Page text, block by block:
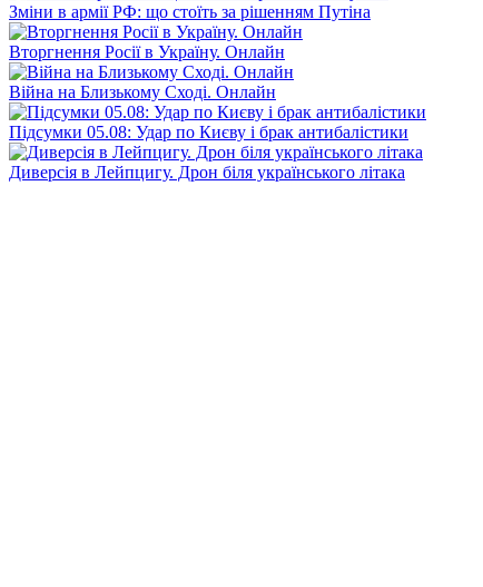
Зміни в армії РФ: що стоїть за рішенням Путіна
Вторгнення Росії в Україну. Онлайн
Війна на Близькому Сході. Онлайн
Підсумки 05.08: Удар по Києву і брак антибалістики
Диверсія в Лейпцигу. Дрон біля українського літака